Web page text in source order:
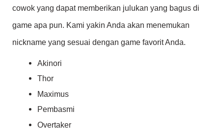
cowok yang dapat memberikan julukan yang bagus di
game apa pun. Kami yakin Anda akan menemukan
nickname yang sesuai dengan game favorit Anda.
Akinori
Thor
Maximus
Pembasmi
Overtaker